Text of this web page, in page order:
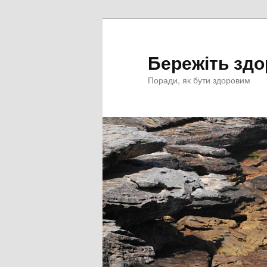
Бережіть
Поради, як бути здоровим